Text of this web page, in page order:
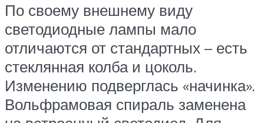
По своему внешнему виду
светодиодные лампы мало
отличаются от стандартных – есть
стеклянная колба и цоколь.
Изменению подверглась «начинка».
Вольфрамовая спираль заменена